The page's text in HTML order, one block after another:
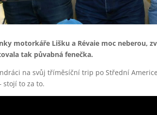
motorkáře Lišku a Révaie moc neberou,
tak půvabná fenečka.
na svůj tříměsíční trip po Střední
stojí to za to.